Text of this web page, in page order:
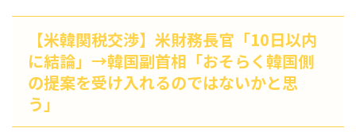
【米韓関税交渉】米財務長官「10日以内
に結論」→韓国副首相「おそらく韓国側
の提案を受け入れるのではないかと思
う」